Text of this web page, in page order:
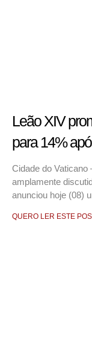
Leão XIV
para 14%
Cidade do Vaticano
amplamente
anunciou hoje (08)
QUERO LER ESTE